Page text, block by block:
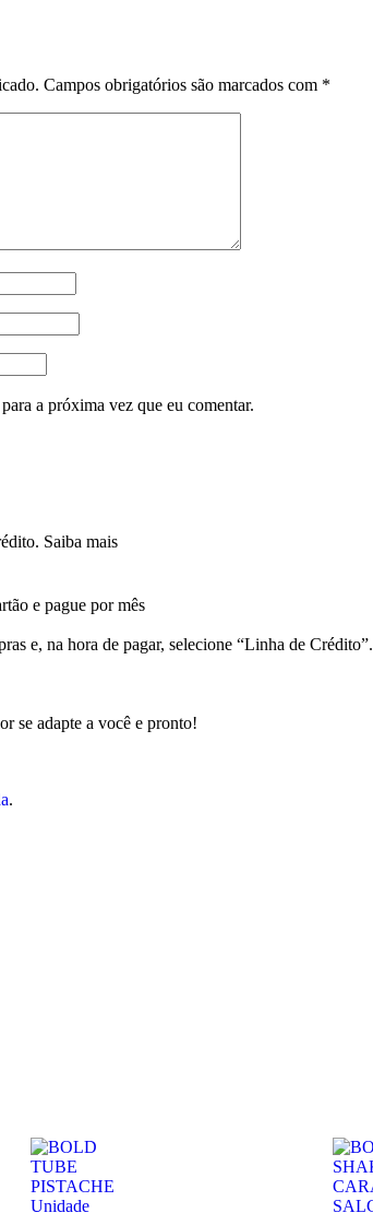
Campos obrigatórios são marcados com *
a próxima vez que eu comentar.
Saiba mais
e pague por mês
e, na hora de pagar, selecione “Linha de Crédito”.
se adapte a você e pronto!
.